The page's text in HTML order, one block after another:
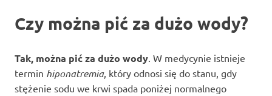
Czy można pić za dużo wody?
Tak, można pić za dużo wody. W medycynie istnieje
termin hiponatremia, który odnosi się do stanu, gdy
stężenie sodu we krwi spada poniżej normalnego